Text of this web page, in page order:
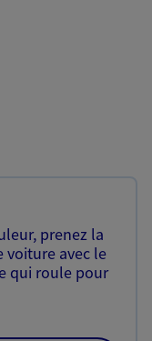
prenez la
voiture avec le
qui roule pour